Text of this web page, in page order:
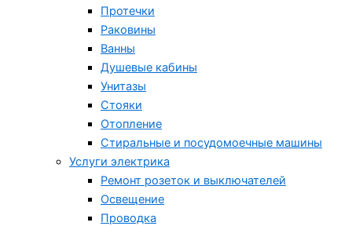
Протечки
Раковины
Ванны
Душевые кабины
Унитазы
Стояки
Отопление
Стиральные и посудомоечные машины
Услуги электрика
Ремонт розеток и выключателей
Освещение
Проводка